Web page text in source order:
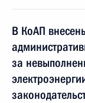
В КоАП
за